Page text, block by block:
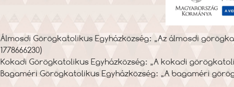
Álmosdi Görögkatolikus Egyházközség: „Az álmosdi
1778666230)
Kokadi Görögkatolikus Egyházközség: „A kokadi
Bagaméri Görögkatolikus Egyházközség: „A bagaméri